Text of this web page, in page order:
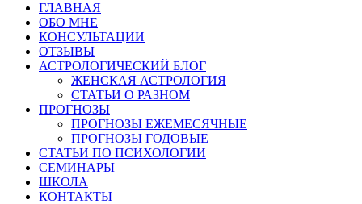
ГЛАВНАЯ
ОБО МНЕ
КОНСУЛЬТАЦИИ
ОТЗЫВЫ
АСТРОЛОГИЧЕСКИЙ БЛОГ
ЖЕНСКАЯ АСТРОЛОГИЯ
СТАТЬИ О РАЗНОМ
ПРОГНОЗЫ
ПРОГНОЗЫ ЕЖЕМЕСЯЧНЫЕ
ПРОГНОЗЫ ГОДОВЫЕ
СТАТЬИ ПО ПСИХОЛОГИИ
СЕМИНАРЫ
ШКОЛА
КОНТАКТЫ